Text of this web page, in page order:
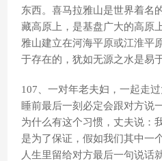
东西。喜马拉雅山是世界着名
藏高原上，是基盘广大的高原
雅山建立在河海平原或江淮平
于存在的，犹如无源之水是易
107、一对年老夫妇，一起走
睡前最后一刻必定会跟对方说
为什么有这个习惯，丈夫说：
是为了保证，假如我们其中一
人生里留给对方最后一句说话